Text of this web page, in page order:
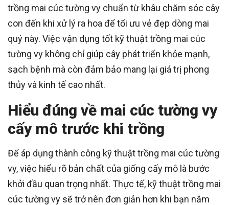
trồng mai cúc tường vy chuẩn từ khâu chăm sóc cây
con đến khi xử lý ra hoa để tối ưu vẻ đẹp dòng mai
quý này. Việc vận dụng tốt kỹ thuật trồng mai cúc
tường vy không chỉ giúp cây phát triển khỏe mạnh,
sạch bệnh mà còn đảm bảo mang lại giá trị phong
thủy và kinh tế cao nhất.
Hiểu đúng về mai cúc tường vy
cấy mô trước khi trồng
Để áp dụng thành công kỹ thuật trồng mai cúc tường
vy, việc hiểu rõ bản chất của giống cấy mô là bước
khởi đầu quan trọng nhất. Thực tế, kỹ thuật trồng mai
cúc tường vy sẽ trở nên đơn giản hơn khi bạn nắm